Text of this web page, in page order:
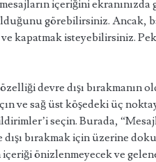
içeriğini ekranınızda
görebilirsiniz. Ancak,
kapatmak isteyebilirsiniz.
devre dışı bırakmanın
ve sağ üst köşedeki üç
seçin. Burada,
dışı bırakmak için üzerine
içeriği önizlenmeyecek ve